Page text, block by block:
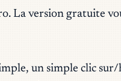
La version gratuite
un simple clic